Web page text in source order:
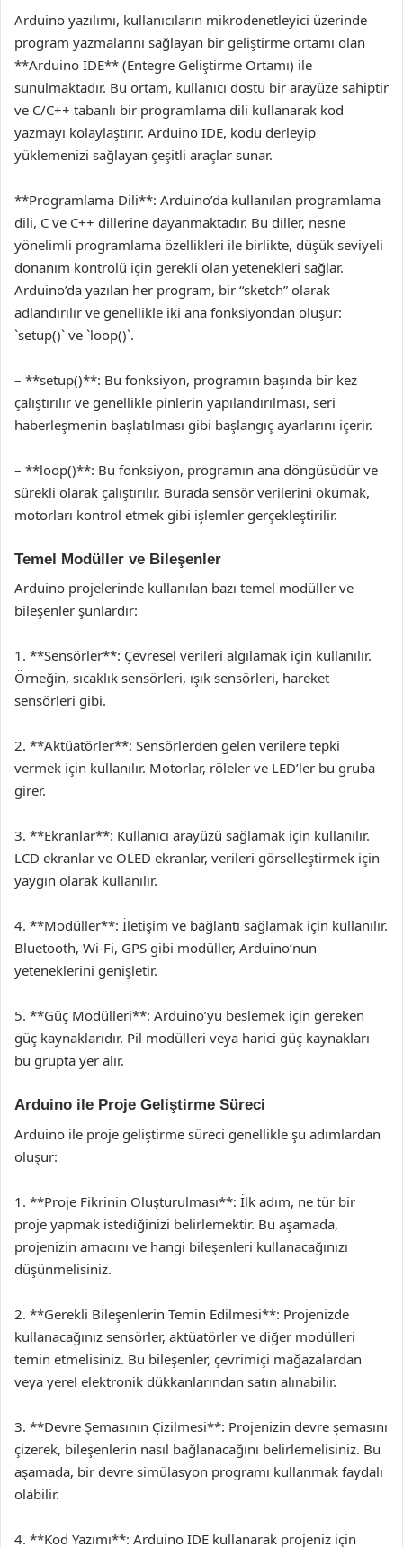
Arduino yazılımı, kullanıcıların mikrodenetleyici üzerinde
program yazmalarını sağlayan bir geliştirme ortamı olan
**Arduino IDE** (Entegre Geliştirme Ortamı) ile
sunulmaktadır. Bu ortam, kullanıcı dostu bir arayüze sahiptir
ve C/C++ tabanlı bir programlama dili kullanarak kod
yazmayı kolaylaştırır. Arduino IDE, kodu derleyip
yüklemenizi sağlayan çeşitli araçlar sunar.
**Programlama Dili**: Arduino’da kullanılan programlama
dili, C ve C++ dillerine dayanmaktadır. Bu diller, nesne
yönelimli programlama özellikleri ile birlikte, düşük seviyeli
donanım kontrolü için gerekli olan yetenekleri sağlar.
Arduino’da yazılan her program, bir “sketch” olarak
adlandırılır ve genellikle iki ana fonksiyondan oluşur:
`setup()` ve `loop()`.
– **setup()**: Bu fonksiyon, programın başında bir kez
çalıştırılır ve genellikle pinlerin yapılandırılması, seri
haberleşmenin başlatılması gibi başlangıç ayarlarını içerir.
– **loop()**: Bu fonksiyon, programın ana döngüsüdür ve
sürekli olarak çalıştırılır. Burada sensör verilerini okumak,
motorları kontrol etmek gibi işlemler gerçekleştirilir.
Temel Modüller ve Bileşenler
Arduino projelerinde kullanılan bazı temel modüller ve
bileşenler şunlardır:
1. **Sensörler**: Çevresel verileri algılamak için kullanılır.
Örneğin, sıcaklık sensörleri, ışık sensörleri, hareket
sensörleri gibi.
2. **Aktüatörler**: Sensörlerden gelen verilere tepki
vermek için kullanılır. Motorlar, röleler ve LED’ler bu gruba
girer.
3. **Ekranlar**: Kullanıcı arayüzü sağlamak için kullanılır.
LCD ekranlar ve OLED ekranlar, verileri görselleştirmek için
yaygın olarak kullanılır.
4. **Modüller**: İletişim ve bağlantı sağlamak için kullanılır.
Bluetooth, Wi-Fi, GPS gibi modüller, Arduino’nun
yeteneklerini genişletir.
5. **Güç Modülleri**: Arduino’yu beslemek için gereken
güç kaynaklarıdır. Pil modülleri veya harici güç kaynakları
bu grupta yer alır.
Arduino ile Proje Geliştirme Süreci
Arduino ile proje geliştirme süreci genellikle şu adımlardan
oluşur:
1. **Proje Fikrinin Oluşturulması**: İlk adım, ne tür bir
proje yapmak istediğinizi belirlemektir. Bu aşamada,
projenizin amacını ve hangi bileşenleri kullanacağınızı
düşünmelisiniz.
2. **Gerekli Bileşenlerin Temin Edilmesi**: Projenizde
kullanacağınız sensörler, aktüatörler ve diğer modülleri
temin etmelisiniz. Bu bileşenler, çevrimiçi mağazalardan
veya yerel elektronik dükkanlarından satın alınabilir.
3. **Devre Şemasının Çizilmesi**: Projenizin devre şemasını
çizerek, bileşenlerin nasıl bağlanacağını belirlemelisiniz. Bu
aşamada, bir devre simülasyon programı kullanmak faydalı
olabilir.
4. **Kod Yazımı**: Arduino IDE kullanarak projeniz için